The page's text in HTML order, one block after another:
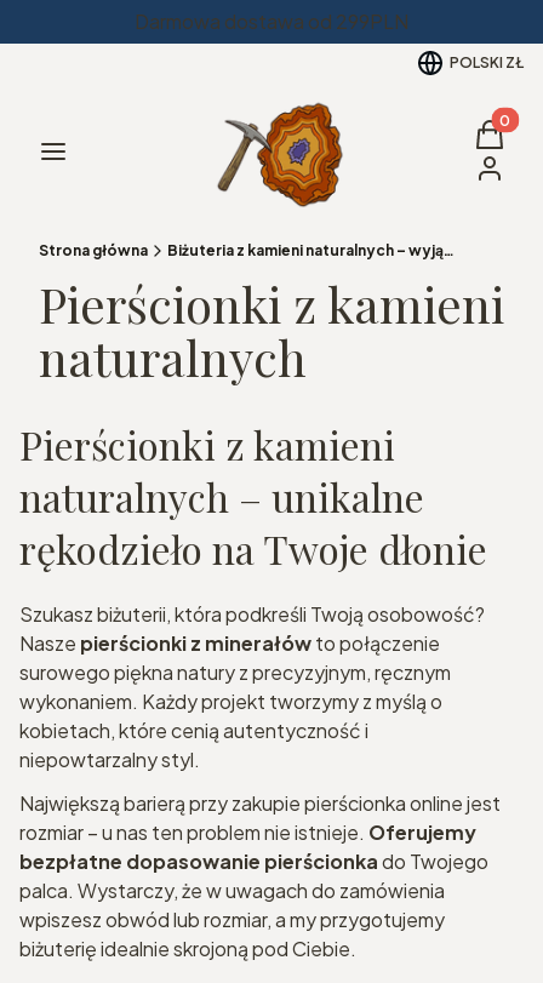
Darmowa dostawa od 299PLN
POLSKI ZŁ
Menu
Koszyk
Strona główna Biżuteria z kamieni naturalnych – wyjątkowy dodatek na co dzień
Pierścionki z kamieni
naturalnych
Pierścionki z kamieni
naturalnych – unikalne
rękodzieło na Twoje dłonie
Szukasz biżuterii, która podkreśli Twoją osobowość?
Nasze pierścionki z minerałówto połączenie
surowego piękna natury z precyzyjnym, ręcznym
wykonaniem. Każdy projekt tworzymy z myślą o
kobietach, które cenią autentyczność i
niepowtarzalny styl.
Największą barierą przy zakupie pierścionka online jest
rozmiar – u nas ten problem nie istnieje. Oferujemy
bezpłatne dopasowanie pierścionkado Twojego
palca. Wystarczy, że w uwagach do zamówienia
wpiszesz obwód lub rozmiar, a my przygotujemy
biżuterię idealnie skrojoną pod Ciebie.